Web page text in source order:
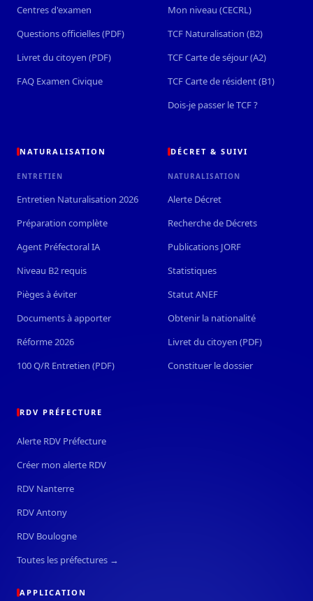
Centres d'examen
Questions officielles (PDF)
Livret du citoyen (PDF)
FAQ Examen Civique
Mon niveau (CECRL)
TCF Naturalisation (B2)
TCF Carte de séjour (A2)
TCF Carte de résident (B1)
Dois-je passer le TCF ?
NATURALISATION
ENTRETIEN
Entretien Naturalisation 2026
Préparation complète
Agent Préfectoral IA
Niveau B2 requis
Pièges à éviter
Documents à apporter
Réforme 2026
100 Q/R Entretien (PDF)
DÉCRET & SUIVI
NATURALISATION
Alerte Décret
Recherche de Décrets
Publications JORF
Statistiques
Statut ANEF
Obtenir la nationalité
Livret du citoyen (PDF)
Constituer le dossier
RDV PRÉFECTURE
Alerte RDV Préfecture
Créer mon alerte RDV
RDV Nanterre
RDV Antony
RDV Boulogne
Toutes les préfectures →
APPLICATION